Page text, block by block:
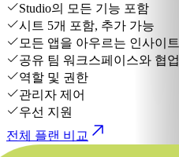
Studio의 모든 기능 포함
시트 5개 포함, 추가 가능
모든 앱을 아우르는 인사이트
공유 팀 워크스페이스와 협업
역할 및 권한
관리자 제어
우선 지원
전체 플랜 비교